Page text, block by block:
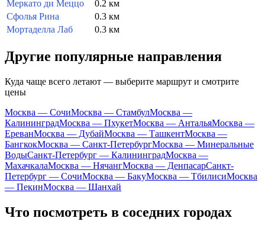
Меркато ди Меццо
0.2 км
Сфолья Рина
0.3 км
Мортаделла Лаб
0.3 км
Другие популярные направления
Куда чаще всего летают — выберите маршрут и смотрите
цены
Москва — СочиМосква — СтамбулМосква —
КалининградМосква — ПхукетМосква — АнтальяМосква —
ЕреванМосква — ДубайМосква — ТашкентМосква —
БангкокМосква — Санкт-ПетербургМосква — Минеральные
ВодыСанкт-Петербург — КалининградМосква —
МахачкалаМосква — НячангМосква — ДенпасарСанкт-
Петербург — СочиМосква — БакуМосква — ТбилисиМосква
— ПекинМосква — Шанхай
Что посмотреть в соседних городах